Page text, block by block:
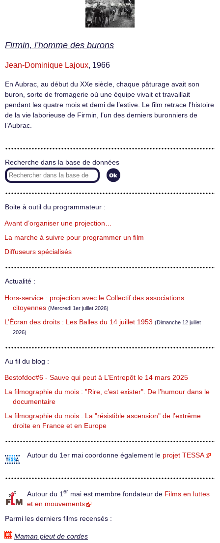
Firmin, l’homme des burons
Jean-Dominique Lajoux, 1966
En Aubrac, au début du XXe siècle, chaque pâturage avait son
buron, sorte de fromagerie où une équipe vivait et travaillait
pendant les quatre mois et demi de l’estive. Le film retrace l’histoire
de la vie laborieuse de Firmin, l’un des derniers buronniers de
l’Aubrac.
Recherche dans la base de données
Boite à outil du programmateur :
Avant d’organiser une projection…
La marche à suivre pour programmer un film
Diffuseurs spécialisés
Actualité :
Hors-service : projection avec le Collectif des associations
citoyennes (Mercredi 1er juillet 2026)
L’Écran des droits : Les Balles du 14 juillet 1953 (Dimanche 12 juillet
2026)
Au fil du blog :
Bestofdoc#6 - Sauve qui peut à L’Entrepôt le 14 mars 2025
La filmographie du mois : "Rire, c’est exister". De l’humour dans le
documentaire
La filmographie du mois : La "résistible ascension" de l’extrême
droite en France et en Europe
Autour du 1er mai coordonne également le projet TESSA
Autour du 1 er mai est membre fondateur de Films en luttes
et en mouvements
Parmi les derniers films recensés :
Maman pleut de cordes